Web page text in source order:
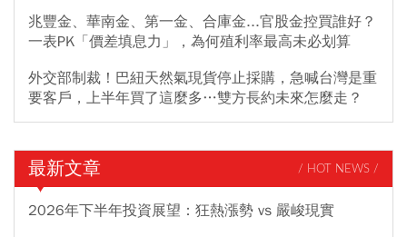
兆豐金、華南金、第一金、合庫金...官股金控買誰好？
一表PK「價差填息力」，為何殖利率最高未必划算
外交部制裁！巴紐天然氣現貨停止採購，急喊台灣是重
要客戶，上半年買了這麼多…雙方長約未來怎麼走？
最新文章 / HOT NEWS /
2026年下半年投資展望：狂熱漲勢 vs 嚴峻現實